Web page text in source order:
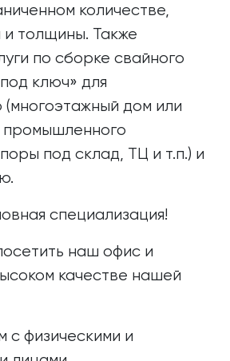
количестве,
толщины. Также
по сборке свайного
ключ» для
(многоэтажный дом или
промышленного
под склад, ТЦ и т.п.) и
специализация!
наш офис и
качестве нашей
с физическими и